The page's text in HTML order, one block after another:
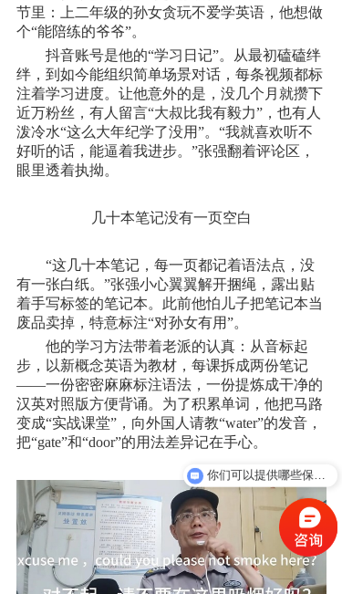
节里：上二年级的孙女贪玩不爱学英语，他想做
个“能陪练的爷爷”。
抖音账号是他的“学习日记”。从最初磕磕绊
绊，到如今能组织简单场景对话，每条视频都标
注着学习进度。让他意外的是，没几个月就攒下
近万粉丝，有人留言“大叔比我有毅力”，也有人
泼冷水“这么大年纪学了没用”。“我就喜欢听不
好听的话，能逼着我进步。”张强翻着评论区，
眼里透着执拗。
几十本笔记没有一页空白
“这几十本笔记，每一页都记着语法点，没
有一张白纸。”张强小心翼翼解开捆绳，露出贴
着手写标签的笔记本。此前他怕儿子把笔记本当
废品卖掉，特意标注“对孙女有用”。
他的学习方法带着老派的认真：从音标起
步，以新概念英语为教材，每课拆成两份笔记
——一份密密麻麻标注语法，一份提炼成干净的
汉英对照版方便背诵。为了积累单词，他把马路
变成“实战课堂”，向外国人请教“water”的发音，
把“gate”和“door”的用法差异记在手心。